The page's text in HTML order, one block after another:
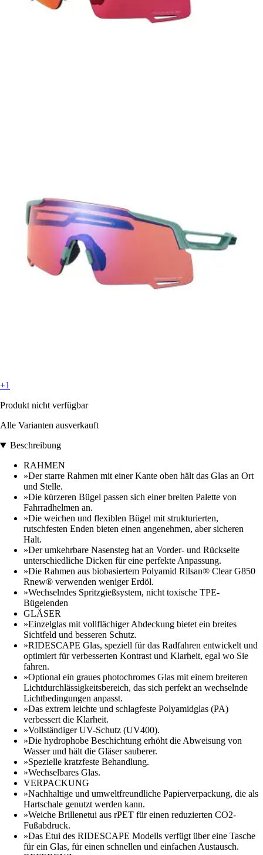
+1
Produkt nicht verfügbar
Alle Varianten ausverkauft
Beschreibung
RAHMEN
»Der starre Rahmen mit einer Kante oben hält das Glas an Ort
und Stelle.
»Die kürzeren Bügel passen sich einer breiten Palette von
Fahrradhelmen an.
»Die weichen und flexiblen Bügel mit strukturierten,
rutschfesten Enden bieten einen angenehmen, aber sicheren
Halt.
»Der umkehrbare Nasensteg hat an Vorder- und Rückseite
unterschiedliche Dicken für eine perfekte Anpassung.
»Die Rahmen aus biobasiertem Polyamid Rilsan® Clear G850
Rnew® verwenden weniger Erdöl.
»Wechselndes Spritzgießsystem, nicht toxische TPE-
Bügelenden
GLÄSER
»Einzelglas mit vollflächiger Abdeckung bietet ein breites
Sichtfeld und besseren Schutz.
»RIDESCAPE Glas, speziell für das Radfahren entwickelt und
optimiert für verbesserten Kontrast und Klarheit, egal wo Sie
fahren.
»Optional ein graues photochromes Glas mit einem breiteren
Lichtdurchlässigkeitsbereich, das sich perfekt an wechselnde
Lichtbedingungen anpasst.
»Das extrem leichte und schlagfeste Polyamidglas (PA)
verbessert die Klarheit.
»Vollständiger UV-Schutz (UV400).
»Die hydrophobe Beschichtung erhöht die Abweisung von
Wasser und hält die Gläser sauberer.
»Spezielle kratzfeste Behandlung.
»Wechselbares Glas.
VERPACKUNG
»Nachhaltige und umweltfreundliche Papierverpackung, die als
Hartschale genutzt werden kann.
»Weiche Brillenetui aus rPET für einen reduzierten CO2-
Fußabdruck.
»Das Etui des RIDESCAPE Modells verfügt über eine Tasche
für ein Glas, für einen schnellen und einfachen Austausch.